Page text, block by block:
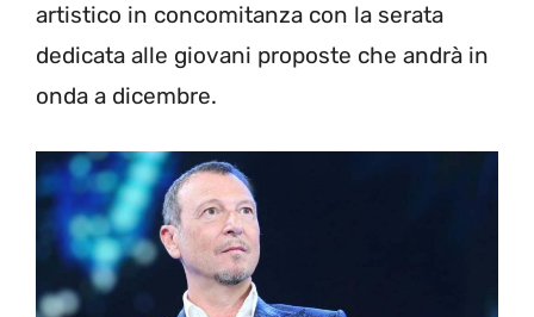
artistico in concomitanza con la serata
dedicata alle giovani proposte che andrà in
onda a dicembre.